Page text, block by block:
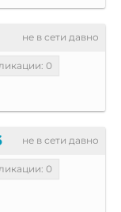
не в сети давно
0
не в сети давно
0